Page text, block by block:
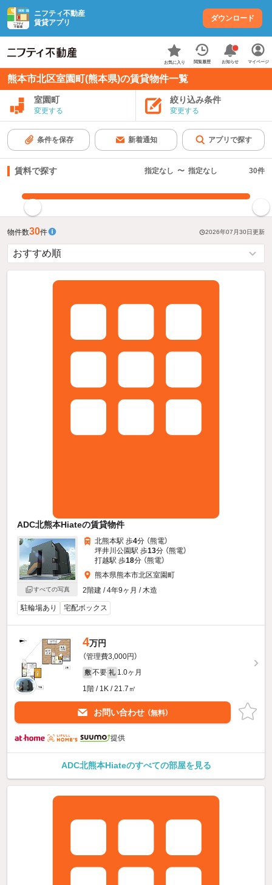
ニフティ不動産
賃貸アプリ
ダウンロード
お気に入り 閲覧履歴 お知らせ マイページ
熊本市北区室園町(熊本県)の賃貸物件一覧
室園町
変更する
絞り込み条件
変更する
条件を保存 新着通知 アプリで探す
賃料で探す 指定なし 〜 指定なし 30件
物件数30件 2026年07月30日更新
ADC北熊本Hiateの賃貸物件
すべての写真
北熊本駅 歩4分 （熊電）
坪井川公園駅 歩13分 （熊電）
打越駅 歩18分 （熊電）
熊本県熊本市北区室園町
2階建 / 4年9ヶ月 / 木造
駐輪場あり 宅配ボックス
4万円
（管理費3,000円）
敷 不要 礼 1.0ヶ月
1階 / 1K / 21.7㎡
お問い合わせ （無料）
提供
ADC北熊本Hiateのすべての部屋を見る